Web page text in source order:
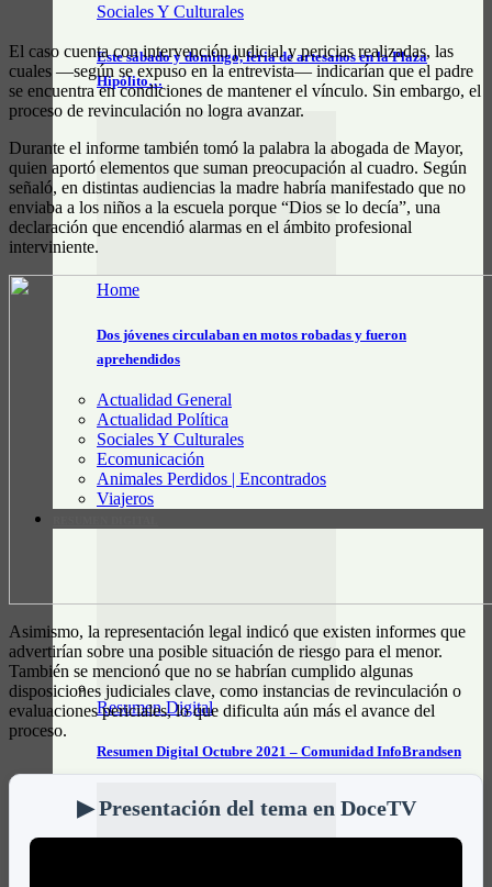
Sociales Y Culturales
Este sábado y domingo, feria de artesanos en la Plaza
Hipólito…
Home
Dos jóvenes circulaban en motos robadas y fueron
aprehendidos
Actualidad General
Actualidad Política
Sociales Y Culturales
Ecomunicación
Animales Perdidos | Encontrados
Viajeros
Resumen Digital
Resumen Digital Octubre 2021 – Comunidad InfoBrandsen
El caso cuenta con intervención judicial y pericias realizadas, las
cuales —según se expuso en la entrevista— indicarían que el padre
se encuentra en condiciones de mantener el vínculo. Sin embargo, el
proceso de revinculación no logra avanzar.
Durante el informe también tomó la palabra la abogada de Mayor,
quien aportó elementos que suman preocupación al cuadro. Según
señaló, en distintas audiencias la madre habría manifestado que no
enviaba a los niños a la escuela porque “Dios se lo decía”, una
declaración que encendió alarmas en el ámbito profesional
interviniente.
Asimismo, la representación legal indicó que existen informes que
advertirían sobre una posible situación de riesgo para el menor.
También se mencionó que no se habrían cumplido algunas
disposiciones judiciales clave, como instancias de revinculación o
evaluaciones periciales, lo que dificulta aún más el avance del
proceso.
▶ Presentación del tema en DoceTV